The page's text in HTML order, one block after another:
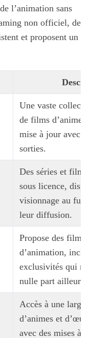
l’animation sans
non officiel, de
et proposent un
Une vaste
de films d’animes
mise à jour avec
sorties.
Des séries et
sous licence,
visionnage au fur
leur diffusion.
Propose des films
d’animation,
exclusivités qui
nulle part ailleurs.
Accès à une large
d’animes et
avec des mises à